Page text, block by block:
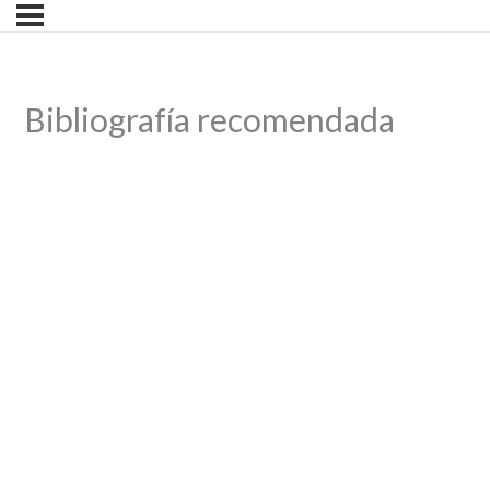
Bibliografía recomendada